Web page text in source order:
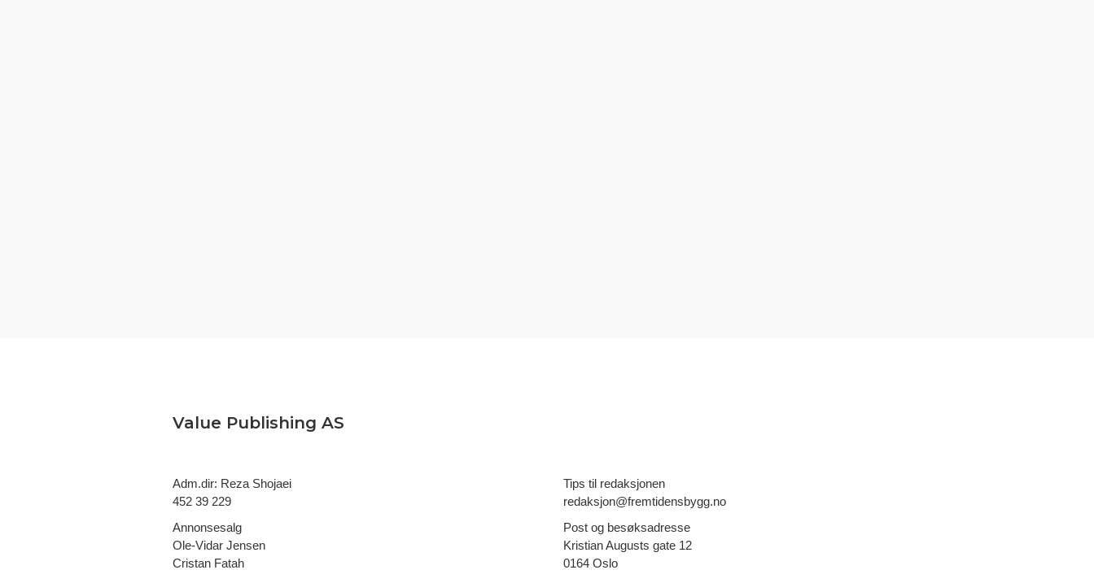
Value Publishing AS
Adm.dir: Reza Shojaei
452 39 229
Annonsesalg
Ole-Vidar Jensen
Cristan Fatah
Tips til redaksjonen
redaksjon@fremtidensbygg.no
Post og besøksadresse
Kristian Augusts gate 12
0164 Oslo